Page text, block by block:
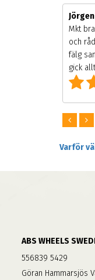
Mkt
och
fälg
gick
Varför
ABS WHEELS
556839 5429
Göran Hammarsjös